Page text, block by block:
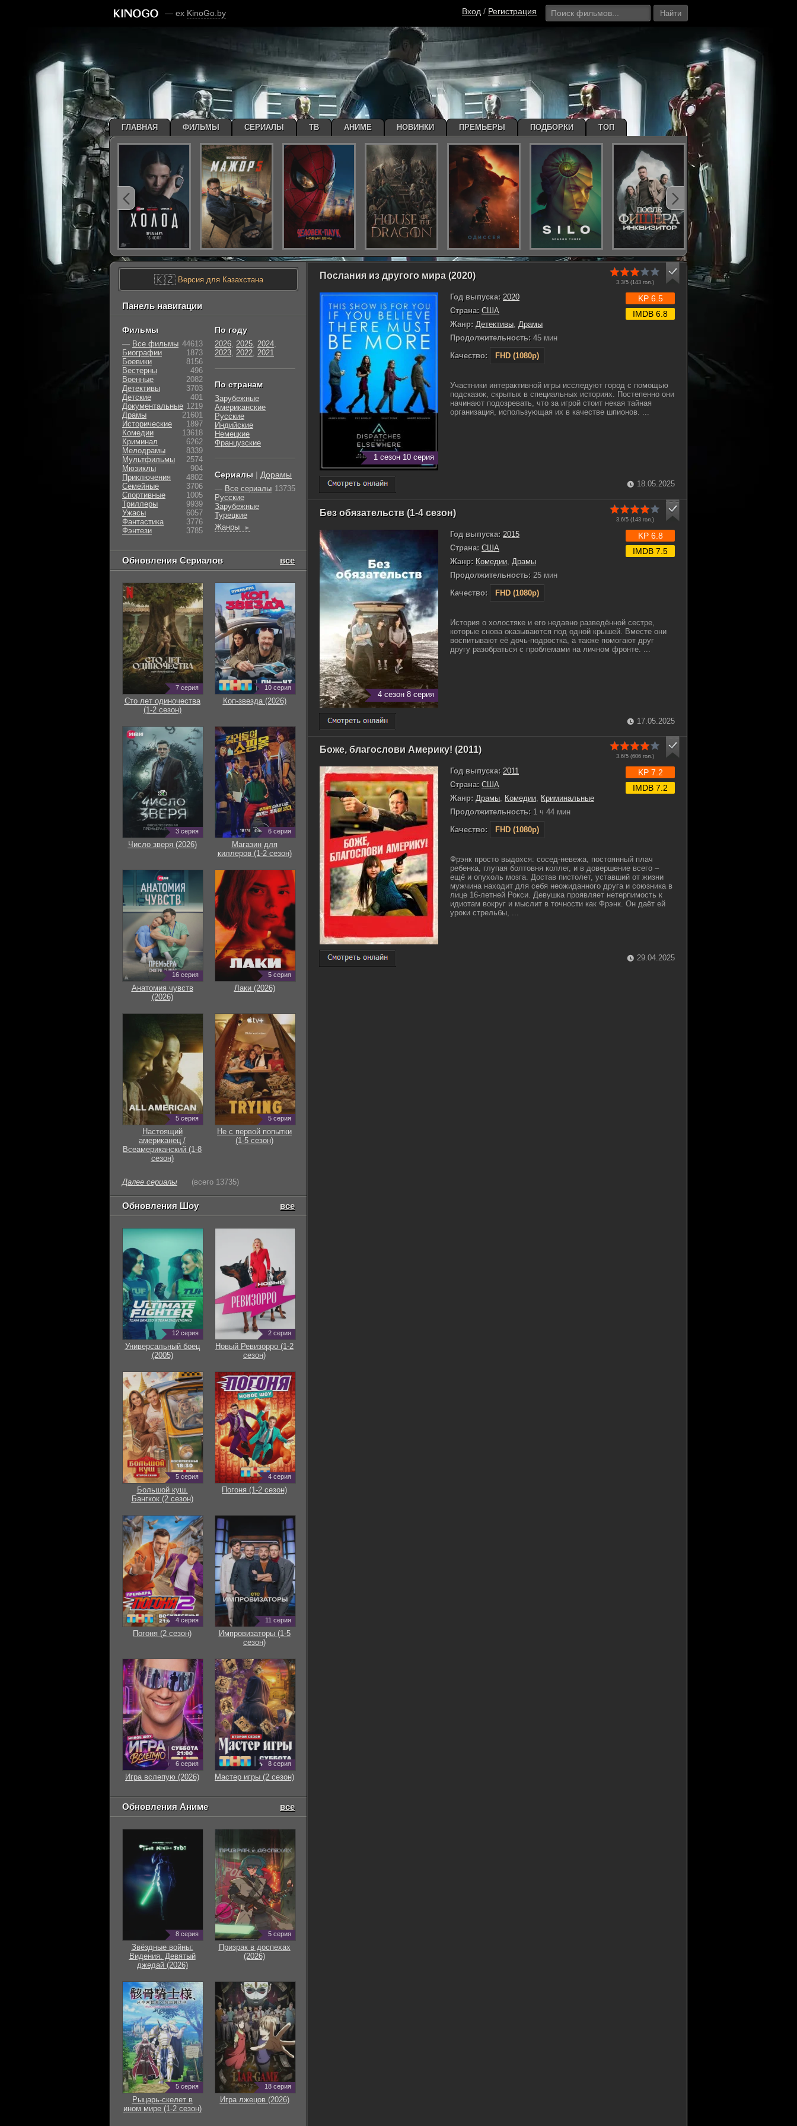
— ex KinoGo.by Вход / Регистрация Найти
Послания из другого мира (2020)
3.3/5 (143гол.)
1 сезон 10 серия
Год выпуска: 2020
Страна: США
Жанр: Детективы, Драмы
Продолжительность: 45 мин
Качество:
FHD (1080p)
KP 6.5
IMDB 6.8
Участники интерактивной игры исследуют город с помощью
подсказок, скрытых в специальных историях. Постепенно они
начинают подозревать, что за игрой стоит некая тайная
организация, использующая их в качестве шпионов. ...
18.05.2025
Без обязательств (1-4 сезон)
3.6/5 (143гол.)
4 сезон 8 серия
Год выпуска: 2015
Страна: США
Жанр: Комедии Драмы
Продолжительность: 25 мин
Качество:
FHD (1080p)
KP 6.8
IMDB 7.5
История о холостяке и его недавно разведённой сестре,
которые снова оказываются под одной крышей. Вместе они
воспитывают её дочь-подростка, а также помогают друг
другу разобраться с проблемами на личном фронте. ...
17.05.2025
Боже, благослови Америку! (2011)
3.6/5 (606гол.)
Год выпуска: 2011
Страна: США
Жанр: Драмы, Комедии, Криминальные
Продолжительность: 1 ч 44 мин
Качество:
FHD (1080p)
KP 7.2
IMDB 7.2
Фрэнк просто выдохся: сосед-невежа, постоянный плач
ребенка, глупая болтовня коллег, и в довершение всего –
ещё и опухоль мозга. Достав пистолет, уставший от жизни
мужчина находит для себя неожиданного друга и союзника в
лице 16-летней Рокси. Девушка проявляет нетерпимость к
идиотам вокруг и мыслит в точности как Фрэнк. Он даёт ей
уроки стрельбы, ...
29.04.2025
🇰🇿Версия для Казахстана
Панель навигации
Фильмы
— Все фильмы 44613
Биографии
1873
Боевики
8156
Вестерны
496
Военные
2082
Детективы
3703
Детские
401
Документальные 1219
Драмы
21601
Исторические
1897
Комедии
13618
Криминал
6262
Мелодрамы
8339
Мультфильмы
2574
Мюзиклы
904
Приключения
4802
Семейные
3706
Cпортивные
1005
Триллеры
9939
Ужасы
6057
Фантастика
3776
Фэнтези
3785
По году
2026, 2025, 2024,
2023, 2022, 2021
По странам
Зарубежные
Американские
Русские
Индийские
Немецкие
Французские
Сериалы | Дорамы
— Все сериалы 13735
Русские
Зарубежные
Турецкие
Жанры
►
Обновления Сериалов все
7 серия
Сто лет одиночества
(1-2 сезон)
10 серия
Коп-звезда (2026)
3 серия
Число зверя (2026)
6 серия
Магазин для
киллеров (1-2 сезон)
16 серия
Анатомия чувств
(2026)
5 серия
Лаки (2026)
5 серия
Настоящий
американец /
Всеамериканский (1-8
сезон)
5 серия
Не с первой попытки
(1-5 сезон)
Далее сериалы (всего 13735)
Обновления Шоу все
12 серия
Универсальный боец
(2005)
2 серия
Новый Ревизорро (1-2
сезон)
5 серия
Большой куш.
Бангкок (2 сезон)
4 серия
Погоня (1-2 сезон)
4 серия
Погоня (2 сезон)
11 серия
Импровизаторы (1-5
сезон)
6 серия
Игра вслепую (2026)
8 серия
Мастер игры (2 сезон)
Обновления Аниме все
8 серия
Звёздные войны:
Видения. Девятый
джедай (2026)
5 серия
Призрак в доспехах
(2026)
5 серия
Рыцарь-скелет в
ином мире (1-2 сезон)
18 серия
Игра лжецов (2026)
ГЛАВНАЯ ФИЛЬМЫ СЕРИАЛЫ ТВ АНИМЕ НОВИНКИ ПРЕМЬЕРЫ ПОДБОРКИ ТОП